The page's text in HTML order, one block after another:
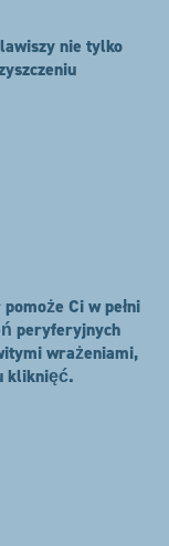
nie tylko
Ci w pełni
peryferyjnych
wrażeniami,
kliknięć.